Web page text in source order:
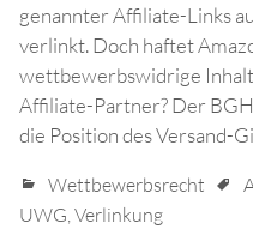
genannter Affiliate-Links
verlinkt. Doch haftet
wettbewerbswidrige
Affiliate-Partner? Der
die Position des Versand-
Wettbewerbsrecht
UWG,Verlinkung